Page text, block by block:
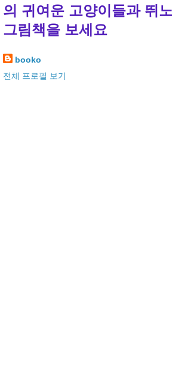
의 귀여운 고양이들과 뛰
그림책을 보세요
booko
전체 프로필 보기